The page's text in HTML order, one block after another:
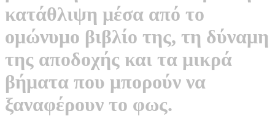
κατάθλιψη μέσα από το
ομώνυμο βιβλίο της, τη δύναμη
της αποδοχής και τα μικρά
βήματα που μπορούν να
ξαναφέρουν το φως.